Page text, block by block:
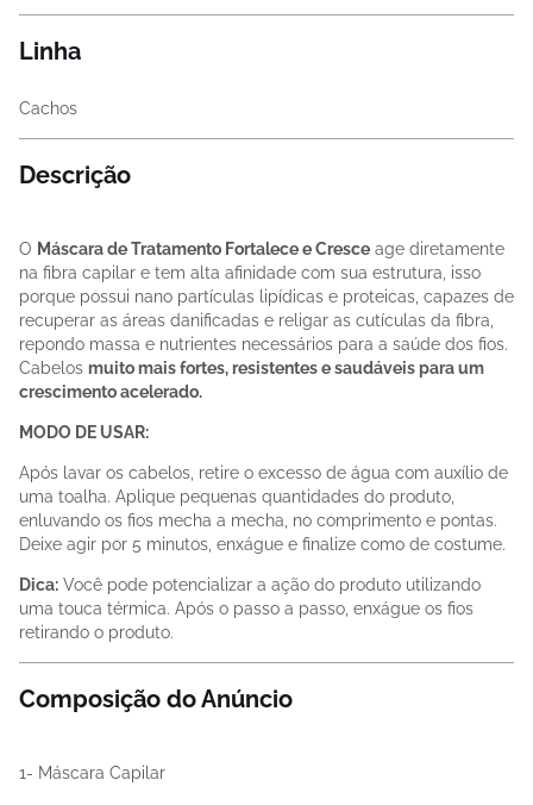
Linha
Cachos
Descrição
O Máscara de Tratamento Fortalece e Cresce age diretamente
na fibra capilar e tem alta afinidade com sua estrutura, isso
porque possui nano partículas lipídicas e proteicas, capazes de
recuperar as áreas danificadas e religar as cutículas da fibra,
repondo massa e nutrientes necessários para a saúde dos fios.
Cabelos muito mais fortes, resistentes e saudáveis para um
crescimento acelerado.
MODO DE USAR:
Após lavar os cabelos, retire o excesso de água com auxílio de
uma toalha. Aplique pequenas quantidades do produto,
enluvando os fios mecha a mecha, no comprimento e pontas.
Deixe agir por 5 minutos, enxágue e finalize como de costume.
Dica: Você pode potencializar a ação do produto utilizando
uma touca térmica. Após o passo a passo, enxágue os fios
retirando o produto.
Composição do Anúncio
1- Máscara Capilar